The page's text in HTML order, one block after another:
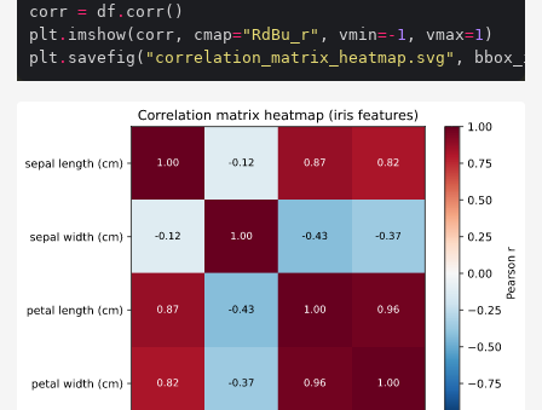
corr = df .
plt . imshow(corr, cmap="RdBu_r" , vmin=- 1 , vmax=1
plt . savefig( "correlation_matrix_heatmap.svg" ,